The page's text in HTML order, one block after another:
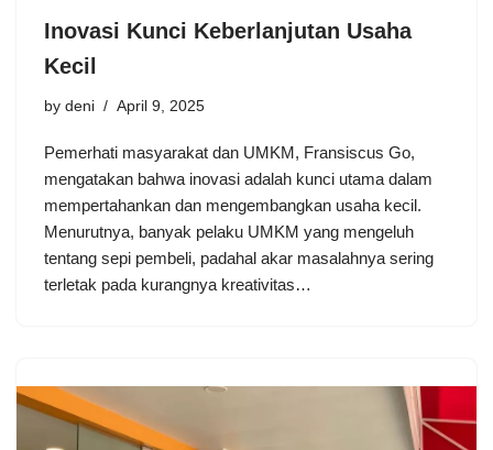
Inovasi Kunci Keberlanjutan Usaha
Kecil
by deni April 9, 2025
Pemerhati masyarakat dan UMKM, Fransiscus Go,
mengatakan bahwa inovasi adalah kunci utama dalam
mempertahankan dan mengembangkan usaha kecil.
Menurutnya, banyak pelaku UMKM yang mengeluh
tentang sepi pembeli, padahal akar masalahnya sering
terletak pada kurangnya kreativitas…